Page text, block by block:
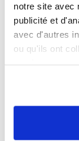
notre site avec
publicité et
avec d'autres
ou qu'ils ont